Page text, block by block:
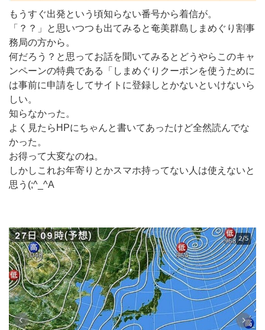
もうすぐ出発という頃知らない番号から着信が。
「？？」と思いつつも出てみると奄美群島しまめぐり割事
務局の方から。
何だろう？と思ってお話を聞いてみるとどうやらこのキャ
ンペーンの特典である「しまめぐりクーポンを使うために
は事前に申請をしてサイトに登録しとかないといけないら
しい。
知らなかった。
よく見たらHPにちゃんと書いてあったけど全然読んでな
かった。
お得って大変なのね。
しかしこれお年寄りとかスマホ持ってない人は使えないと
思う(;^_^A